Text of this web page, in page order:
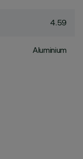
4.59
Aluminium